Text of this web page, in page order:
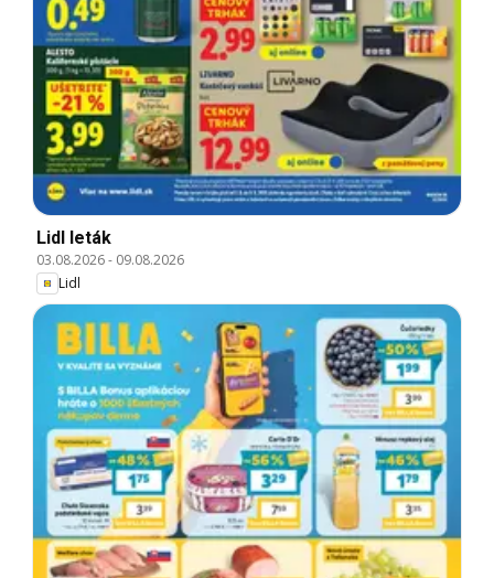
Lidl leták
03.08.2026- 09.08.2026
Lidl